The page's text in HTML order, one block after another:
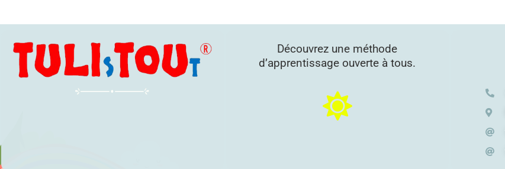
Découvrez une méthode
d’apprentissage ouverte à tous.